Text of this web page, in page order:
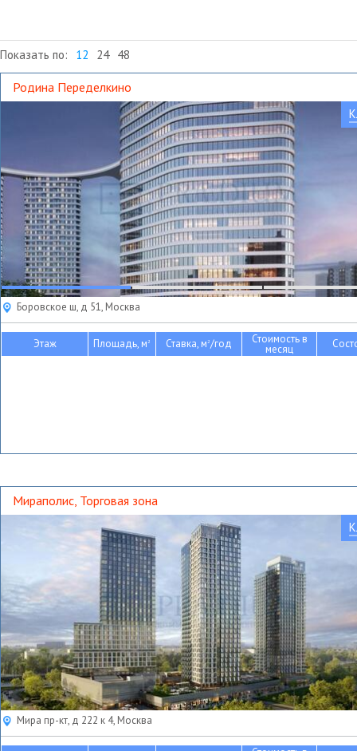
Показать по: 12 24 48
Родина Переделкино
Боровское ш, д 51, Москва
Этаж Площадь, м2 Ставка, м2/год Стоимость в
месяц
Мираполис, Торговая зона
Мира пр-кт, д 222 к 4, Москва